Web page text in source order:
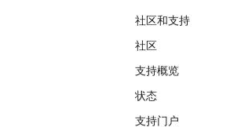
社区和支持
社区
支持概览
状态
支持门户